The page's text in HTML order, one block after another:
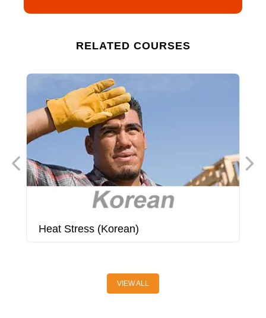
RELATED COURSES
Heat Stress (Korean)
VIEW ALL